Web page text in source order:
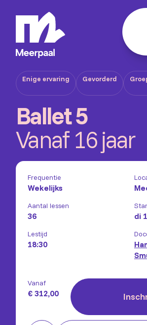
Enige ervaring Gevorderd
Ballet 5
Vanaf 16 jaar
Frequentie
Wekelijks
Aantal lessen
36 di
Lestijd
18:30
Vanaf
€ 312,00